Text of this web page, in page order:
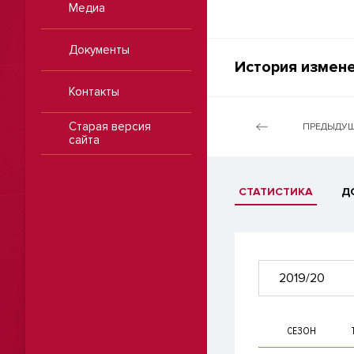
Медиа
Документы
Контакты
Старая версия
сайта
История
СТАТИСТИКА
2019/20
СЕЗОН